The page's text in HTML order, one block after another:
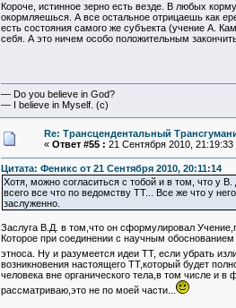
Короче, истинное зерно есть везде. В любых
окормляешься. А все остальное отрицаешь как
есть состояния самого же субъекта (учение А.
себя. А это ничем особо положительным
— Do you believe in God?
— I believe in Myself. (c)
Re: Трансцендентальный
« Ответ #55 : 21 Сентября 2010, 21:19:33
Цитата: Феникс от 21 Сентября 2010, 20:11:14
Хотя, можно согласиться с тобой и в том, что у
всего все что по ведомству ТТ... Все же что у
заслуженно.
Заслуга В.Д. в том,что он сформулировал
Которое при соединении с научным
этноса. Ну и разумеется идеи ТТ, если убрать
возникновения настоящего ТТ,который будет
человека вне органического тела,в том числе и
рассматриваю,это не по моей части...